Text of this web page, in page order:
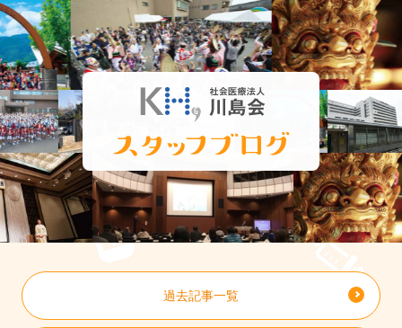
過去記事一覧